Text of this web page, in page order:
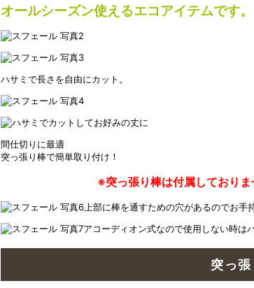
オールシーズン使えるエコアイテムです。
ハサミで長さを自由にカット。
間仕切りに最適
突っ張り棒で簡単取り付け！
※突っ張り棒は付属しておりま
上部に棒を通すための穴があるのでお手
アコーディオン式なので使用しない時は
突っ